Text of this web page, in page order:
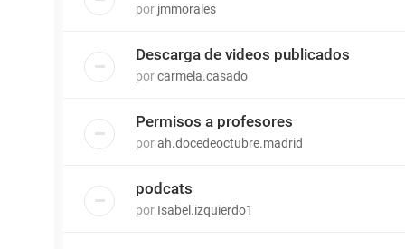
por jmmorales
Descarga de videos publicados
porcarmela.casado
Permisos a profesores
porah.docedeoctubre.madrid
podcats
por Isabel.izquierdo1